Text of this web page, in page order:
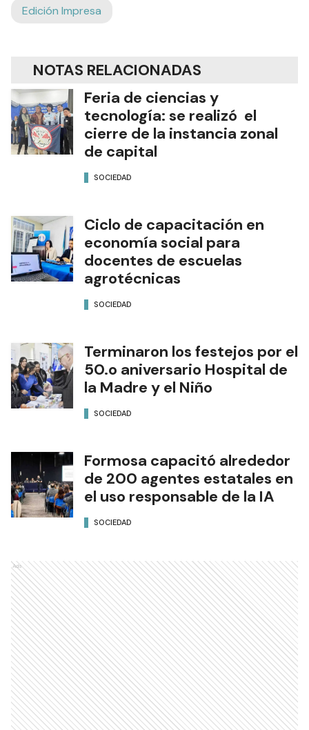
Edición Impresa
NOTAS RELACIONADAS
Feria de ciencias y
tecnología: se realizó el
cierre de la instancia zonal
de capital
SOCIEDAD
Ciclo de capacitación en
economía social para
docentes de escuelas
agrotécnicas
SOCIEDAD
Terminaron los festejos por el
50.o aniversario Hospital de
la Madre y el Niño
SOCIEDAD
Formosa capacitó alrededor
de 200 agentes estatales en
el uso responsable de la IA
SOCIEDAD
Ads